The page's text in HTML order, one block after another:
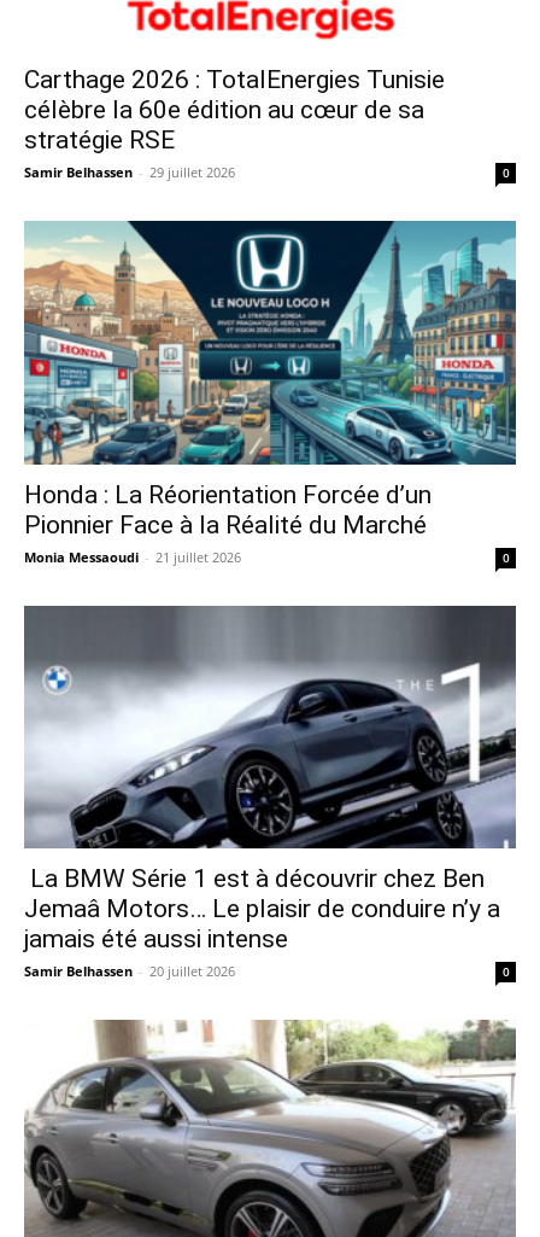
Carthage 2026 : TotalEnergies Tunisie
célèbre la 60e édition au cœur de sa
stratégie RSE
Samir Belhassen - 29 juillet 2026 0
Honda : La Réorientation Forcée d’un
Pionnier Face à la Réalité du Marché
Monia Messaoudi - 21 juillet 2026 0
La BMW Série 1 est à découvrir chez Ben
Jemaâ Motors… Le plaisir de conduire n’y a
jamais été aussi intense
Samir Belhassen - 20 juillet 2026 0